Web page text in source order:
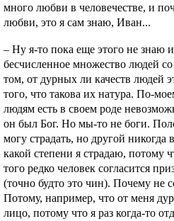
много любви в человечестве, и
любви, это я сам знаю, Иван...
– Ну я-то пока еще этого не знаю
бесчисленное множество людей
том, от дурных ли качеств людей
того, что такова их натура. По-
людям есть в своем роде
он был Бог. Но мы-то не боги.
могу страдать, но другой никогда
какой степени я страдаю, потому
того редко человек согласится
(точно будто это чин). Почему не
Потому, например, что от меня
лицо, потому что я раз когда-то